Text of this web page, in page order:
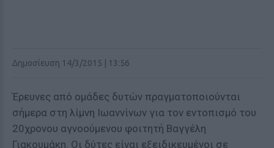
Δημοσίευση 14/3/2015 | 13:56
Έρευνες από ομάδες δυτών πραγματοποιούνται
σήμερα στη λίμνη Ιωαννίνων για τον εντοπισμό του
20χρονου αγνοούμενου φοιτητή Βαγγέλη
Γιακουμάκη. Οι δύτες είναι εξειδικευμένοι σε